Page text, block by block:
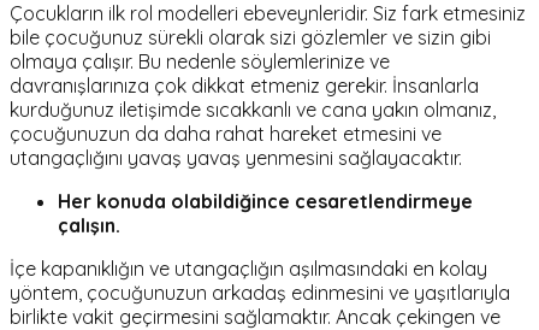
Çocukların ilk rol modelleri ebeveynleridir. Siz fark etmesiniz
bile çocuğunuz sürekli olarak sizi gözlemler ve sizin gibi
olmaya çalışır. Bu nedenle söylemlerinize ve
davranışlarınıza çok dikkat etmeniz gerekir. İnsanlarla
kurduğunuz iletişimde sıcakkanlı ve cana yakın olmanız,
çocuğunuzun da daha rahat hareket etmesini ve
utangaçlığını yavaş yavaş yenmesini sağlayacaktır.
Her konuda olabildiğince cesaretlendirmeye
çalışın.
İçe kapanıklığın ve utangaçlığın aşılmasındaki en kolay
yöntem, çocuğunuzun arkadaş edinmesini ve yaşıtlarıyla
birlikte vakit geçirmesini sağlamaktır. Ancak çekingen ve